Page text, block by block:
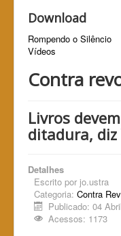
Download
Rompendo o Silêncio
Vídeos
Contra
Livros
ditadura, diz
Detalhes
Escrito por jo.ustra
Categoria: Contra
Publicado: 04
Acessos: 1173